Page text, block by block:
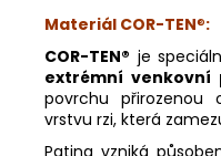
Materiál COR-TEN®:
COR-TEN® je
extrémní venkovní
povrchu přirozenou
vrstvu rzi, která
Patina vzniká